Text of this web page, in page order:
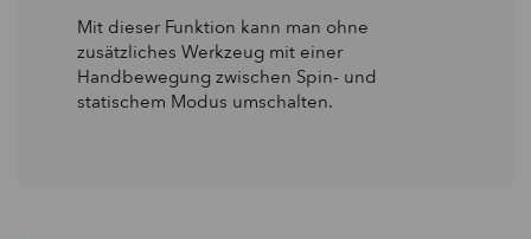
Mit dieser Funktion kann man ohne
zusätzliches Werkzeug mit einer
Handbewegung zwischen Spin- und
statischem Modus umschalten.